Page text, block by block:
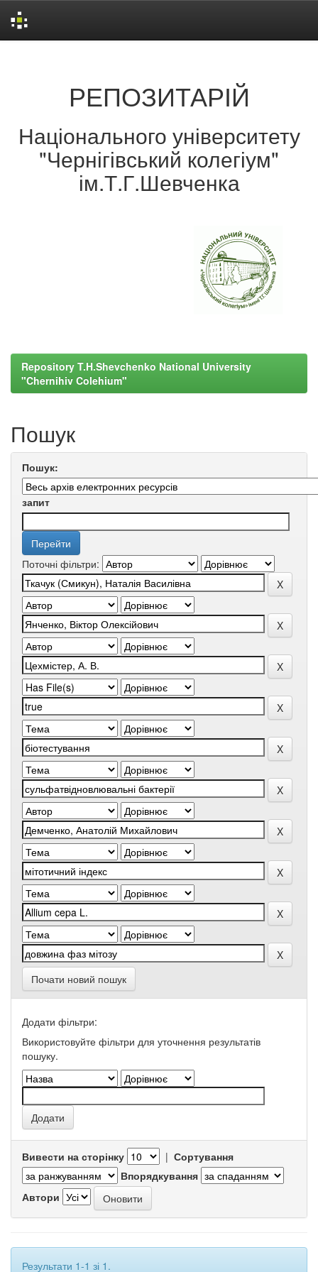
РЕПОЗИТАРІЙ
Національного університету
"Чернігівський колегіум"
ім.Т.Г.Шевченка
Repository T.H.Shevchenko National University
"Chernihiv Colehium"
Пошук
Пошук:
запит
Поточні фільтри:
Почати новий пошук
Додати фільтри:
Використовуйте фільтри для уточнення результатів
пошуку.
Вивести на сторінку | Сортування
Впорядкування
Автори
Результати 1-1 зі 1.